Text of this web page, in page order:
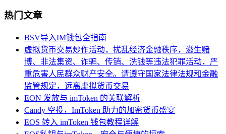
热门文章
BSV导入IM钱包全指南
虚拟货币交易炒作活动，扰乱经济金融秩序，滋生赌
博、非法集资、诈骗、传销、洗钱等违法犯罪活动，严
重危害人民群众财产安全。请遵守国家法律法规和金融
监管规定，远离虚拟货币交易
EON 发放与 imToken 的关联解析
Candy 空投，ImToken 助力的加密货币盛宴
EOS 转入 imToken 钱包教程详解